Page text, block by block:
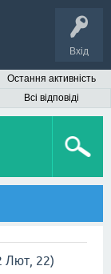
Вхід
Остання активність
Всі відповіді
Лют, 22)